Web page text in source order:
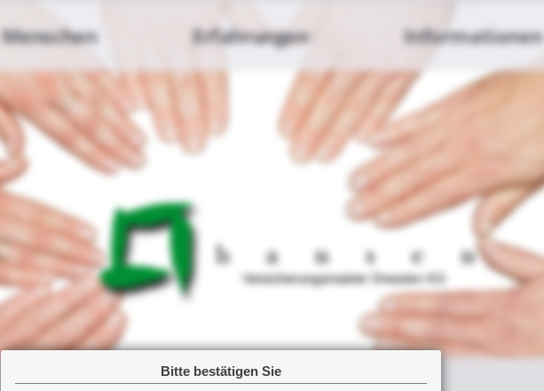
Bitte bestätigen Sie
Menschen Erfahrungen Informationen